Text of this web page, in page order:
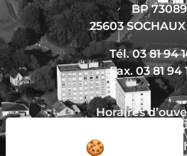
BP 73089
25603
Tél. 03 81 94
Fax. 03 81 94
Horaires
Du lundi au
De 8h30 à